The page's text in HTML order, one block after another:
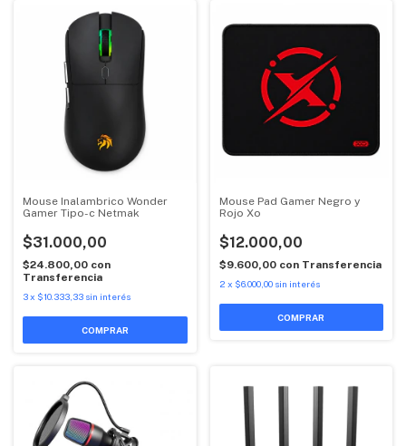
Mouse Inalambrico Wonder
Gamer Tipo-c Netmak
$31.000,00
$24.800,00 con
Transferencia
3x $10.333,33 sin interés
Mouse Pad Gamer Negro y
Rojo Xo
$12.000,00
$9.600,00 con Transferencia
2 x $6.000,00 sin interés